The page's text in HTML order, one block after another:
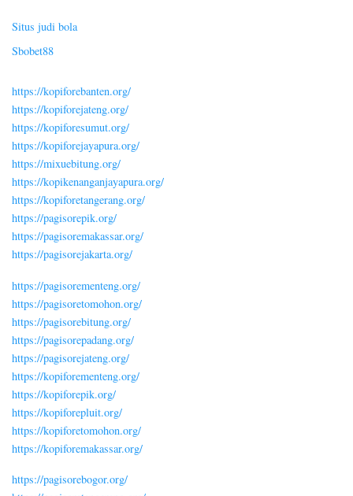
Situs judi bola
Sbobet88
https://kopiforebanten.org/
https://kopiforejateng.org/
https://kopiforesumut.org/
https://kopiforejayapura.org/
https://mixuebitung.org/
https://kopikenanganjayapura.org/
https://kopiforetangerang.org/
https://pagisorepik.org/
https://pagisoremakassar.org/
https://pagisorejakarta.org/
https://pagisorementeng.org/
https://pagisoretomohon.org/
https://pagisorebitung.org/
https://pagisorepadang.org/
https://pagisorejateng.org/
https://kopiforementeng.org/
https://kopiforepik.org/
https://kopiforepluit.org/
https://kopiforetomohon.org/
https://kopiforemakassar.org/
https://pagisorebogor.org/